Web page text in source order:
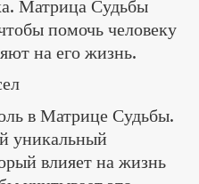
Матрица Судьбы
помочь человеку
на его жизнь.
в Матрице Судьбы.
уникальный
влияет на жизнь